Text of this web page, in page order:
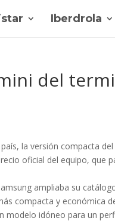
Iberdrola
del
la versión compacta
oficial del equipo, que
ampliaba su
compacta y económica
modelo idóneo para un